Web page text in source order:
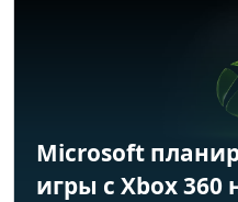
Microsoft
игры с Xbox 360